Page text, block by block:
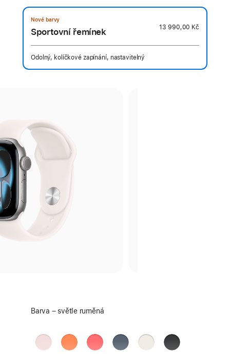
Nové barvy
Sportovní řemínek 13 990,00 Kč
Odolný, kolíčkové zapínání, nastavitelný
Vyber
Barva – světle ruměná
jemně
růžová
mandarinková
guavově
růžová
ocelově
modrá
hvězdně
bílá
černá